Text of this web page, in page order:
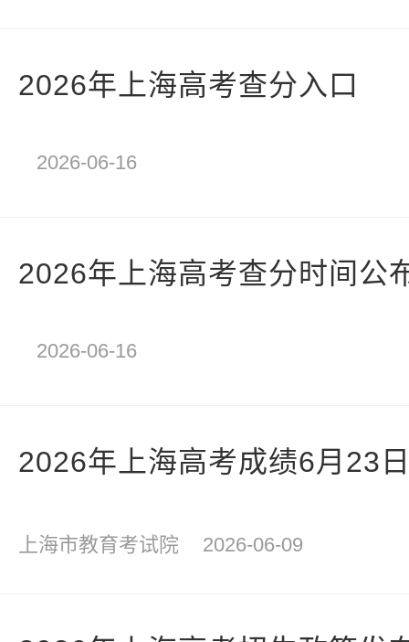
2026年上海高考查分入口
2026-06-16
2026年上海高考查分时间公
2026-06-16
2026年上海高考成绩6月23
上海市教育考试院 2026-06-09